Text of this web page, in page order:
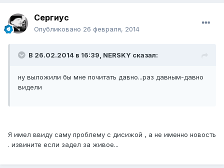
Сергиус
Опубликовано 26 февраля, 2014
В 26.02.2014 в 16:39, NERSKY сказал:
ну выложили бы мне почитать давно...раз давным-давно
видели
Я имел ввиду саму проблему с дисижой , а не именно новость
. извините если задел за живое...